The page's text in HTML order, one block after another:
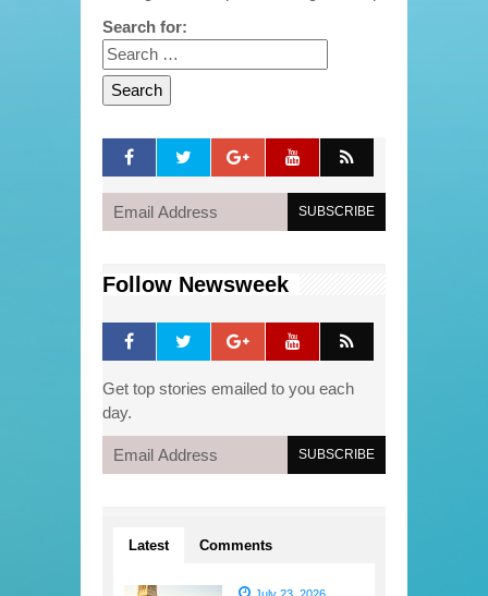
Search for:
Follow Newsweek
Get top stories emailed to you each
day.
Latest Comments